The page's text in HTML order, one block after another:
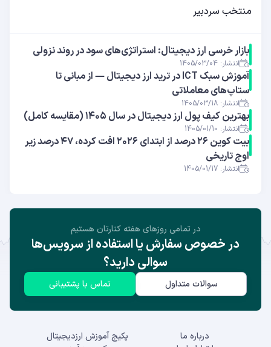
منتخب سردبیر
بازار خرسی ارز دیجیتال: استراتژی‌های سود در روند نزولی
انتشار: 1405/03/04
آموزش سبک ICT در ترید ارز دیجیتال — از مبانی تا
ستاپ‌های معاملاتی
انتشار: 1405/03/18
بهترین کیف پول ارز دیجیتال در سال ۱۴۰۵ (مقایسه کامل)
انتشار: 1405/01/10
بیت کوین ۲۶ درصد از ابتدای ۲۰۲۶ افت کرده، ۴۷ درصد زیر
اوج تاریخی
انتشار: 1405/01/17
در تمامی روز‌های هفته کنارتان هستیم
در خصوص سفارش یا استفاده از سرویس‌ها
سوالی دارید؟
سوالات متداول تماس با پشتیبانی
درباره ما
پکیج آموزش ارزدیجیتال